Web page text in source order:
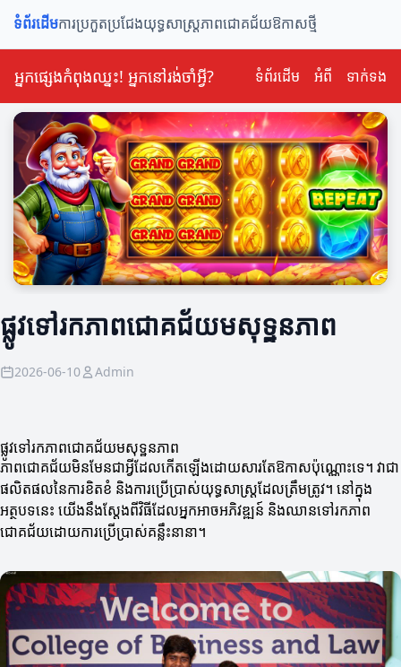
ទំព័រដើមការប្រកួតប្រជែងយុទ្ធសាស្ត្រភាពជោគជ័យឱកាសថ្មី
អ្នកផ្សេងកំពុងឈ្នះ! អ្នកនៅរង់ចាំអ្វី? ទំព័រដើម អំពី ទាក់ទង
ផ្លូវទៅរកភាពជោគជ័យមសុទ្ឋនភាព
2026-06-10 Admin
ផ្លូវទៅរកភាពជោគជ័យមសុទ្ឋនភាព
ភាពជោគជ័យមិនមែនជាអ្វីដែលកើតឡើងដោយសារតែឱកាសប៉ុណ្ណោះទេ។ វាជា
ផលិតផលនៃការខិតខំ និងការប្រើប្រាស់យុទ្ធសាស្ត្រដែលត្រឹមត្រូវ។ នៅក្នុង
អត្ថបទនេះ យើងនឹងស្ដែងពីវិធីដែលអ្នកអាចអភិវឌ្ឍន៍ និងឈានទៅរកភាព
ជោគជ័យដោយការប្រើប្រាស់គន្លឹះនានា។